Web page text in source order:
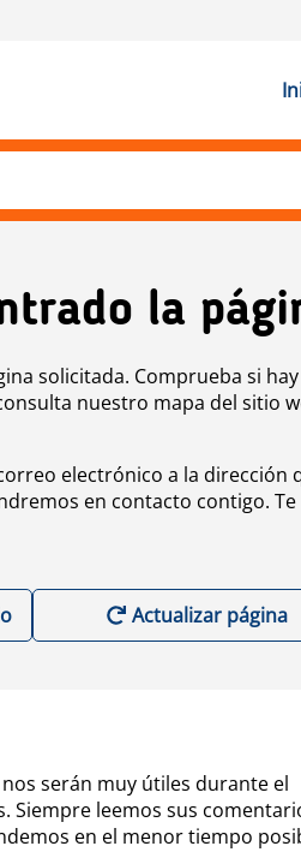
la
solicitada. Comprueba si hay
nuestro mapa del sitio
electrónico a la dirección
en contacto contigo. Te
Actualizar página
serán muy útiles durante el
Siempre leemos sus
en el menor tiempo